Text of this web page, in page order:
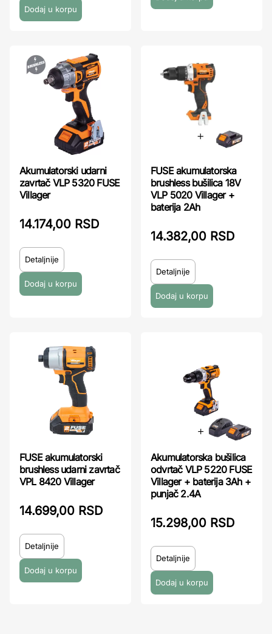
Akumulatorski udarni
zavrtač VLP 5320 FUSE
Villager
14.174,00 RSD
Detaljnije
FUSE akumulatorska
brushless bušilica 18V
VLP 5020 Villager +
baterija 2Ah
14.382,00 RSD
Detaljnije
FUSE akumulatorski
brushless udarni zavrtač
VPL 8420 Villager
14.699,00 RSD
Detaljnije
Akumulatorska bušilica
odvrtač VLP 5220 FUSE
Villager + baterija 3Ah +
punjač 2.4A
15.298,00 RSD
Detaljnije